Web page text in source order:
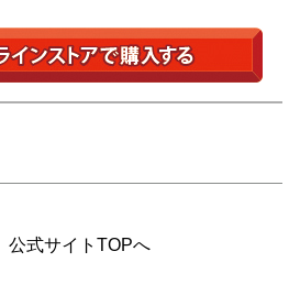
公式サイトTOPへ